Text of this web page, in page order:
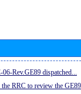
Rev.GE89 dispatched...
RRC to review the